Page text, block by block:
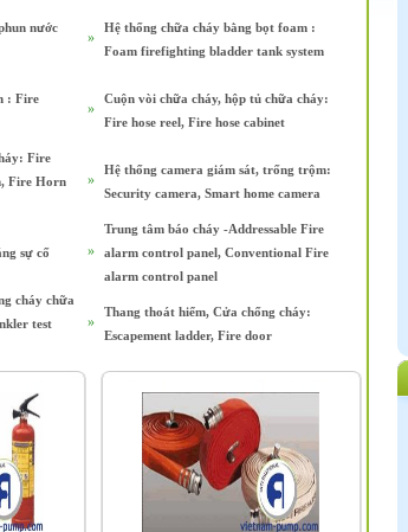
nước
»
Hệ thống chữa cháy bằng bọt foam :
Foam firefighting bladder tank system
: Fire
»
Cuộn vòi chữa cháy, hộp tủ chữa cháy:
Fire hose reel, Fire hose cabinet
Fire
Fire Horn
»
Hệ thống camera giám sát, trống trộm:
Security camera, Smart home camera
sự cố »
Trung tâm báo cháy -Addressable Fire
alarm control panel, Conventional Fire
alarm control panel
cháy chữa
test
»
Thang thoát hiểm, Cửa chống cháy:
Escapement ladder, Fire door